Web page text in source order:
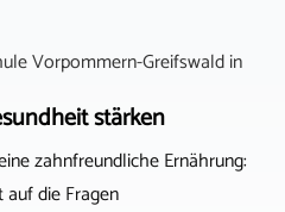
Vorpommern-Greifswaldin
stärken
zahnfreundliche Ernährung:
die Fragen